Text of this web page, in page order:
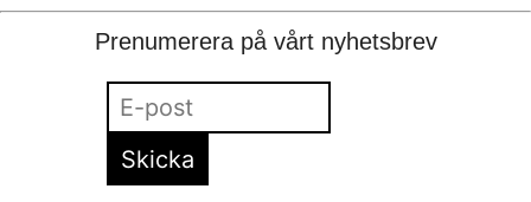
Prenumerera på vårt nyhetsbrev